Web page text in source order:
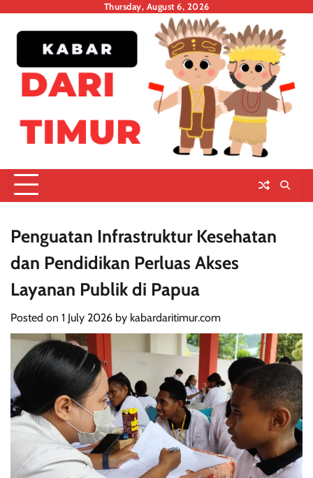
Thursday, August 6, 2026
Penguatan Infrastruktur Kesehatan
dan Pendidikan Perluas Akses
Layanan Publik di Papua
Posted on 1 July 2026 by kabardaritimur.com